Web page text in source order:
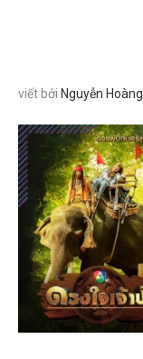
viết bởi Nguyễn